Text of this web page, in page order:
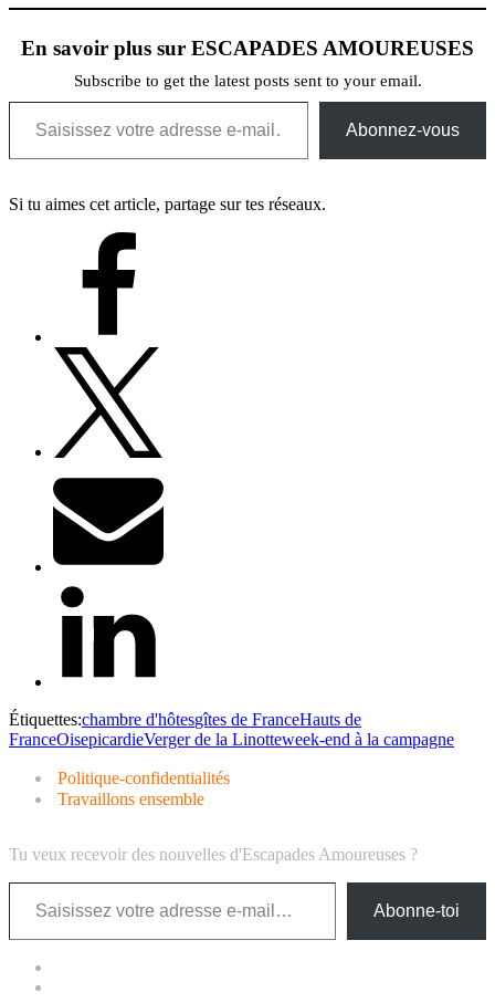
En savoir plus sur ESCAPADES AMOUREUSES
Subscribe to get the latest posts sent to your email.
Saisissez votre adresse e-mail…
Abonnez-vous
Si tu aimes cet article, partage sur tes réseaux.
Étiquettes:chambre d'hôtesgîtes de FranceHauts de
FranceOisepicardieVerger de la Linotteweek-end à la campagne
Politique-confidentialités
Travaillons ensemble
Tu veux recevoir des nouvelles d'Escapades Amoureuses ?
Saisissez votre adresse e-mail…
Abonne-toi